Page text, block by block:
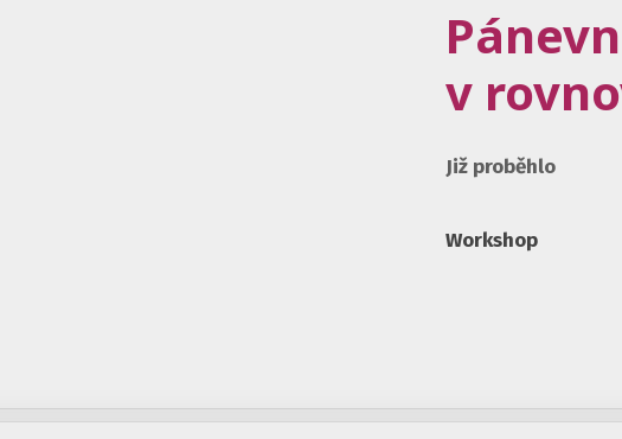
v
Již proběhlo
Workshop